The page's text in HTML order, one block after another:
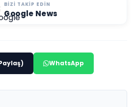
BIZI TAKIP EDIN
Google News
WhatsApp